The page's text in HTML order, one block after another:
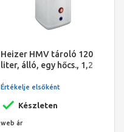
Heizer HMV tároló 120
liter, álló, egy hőcs., 1,2
O455/455/1150 mm, 62
Készleten
Értékelje elsőként
web ár